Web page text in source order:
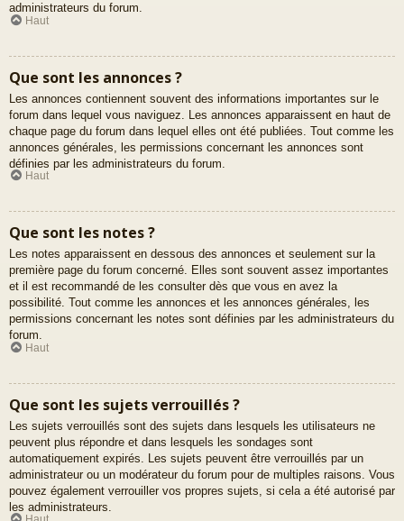
administrateurs du forum.
Haut
Que sont les annonces ?
Les annonces contiennent souvent des informations importantes sur le
forum dans lequel vous naviguez. Les annonces apparaissent en haut de
chaque page du forum dans lequel elles ont été publiées. Tout comme les
annonces générales, les permissions concernant les annonces sont
définies par les administrateurs du forum.
Haut
Que sont les notes ?
Les notes apparaissent en dessous des annonces et seulement sur la
première page du forum concerné. Elles sont souvent assez importantes
et il est recommandé de les consulter dès que vous en avez la
possibilité. Tout comme les annonces et les annonces générales, les
permissions concernant les notes sont définies par les administrateurs du
forum.
Haut
Que sont les sujets verrouillés ?
Les sujets verrouillés sont des sujets dans lesquels les utilisateurs ne
peuvent plus répondre et dans lesquels les sondages sont
automatiquement expirés. Les sujets peuvent être verrouillés par un
administrateur ou un modérateur du forum pour de multiples raisons. Vous
pouvez également verrouiller vos propres sujets, si cela a été autorisé par
les administrateurs.